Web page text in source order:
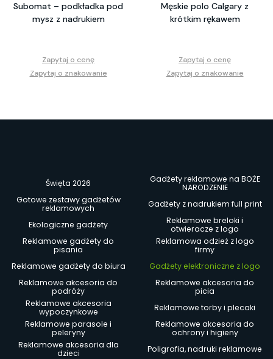
Subomat – podkładka pod
mysz z nadrukiem
Zapytaj o cenę
Zapytaj o znakowanie
Męskie polo Calgary z
krótkim rękawem
Zapytaj o cenę
Zapytaj o znakowanie
Święta 2026
Gadżety reklamowe na BOŻE
NARODZENIE
Gotowe zestawy gadżetów
reklamowych
Gadżety z nadrukiem full print
Ekologiczne gadżety
Reklamowe breloki i
otwieracze z logo
Reklamowe gadżety do
pisania
Reklamowa odzież z logo
firmy
Reklamowe gadżety do biura
Gadżety elektroniczne z logo
Reklamowe akcesoria do
podróży
Reklamowe akcesoria do
picia
Reklamowe akcesoria
wypoczynkowe
Reklamowe torby i plecaki
Reklamowe parasole i
peleryny
Reklamowe akcesoria do
ochrony i higieny
Reklamowe akcesoria dla
dzieci
Poligrafia, nadruki reklamowe